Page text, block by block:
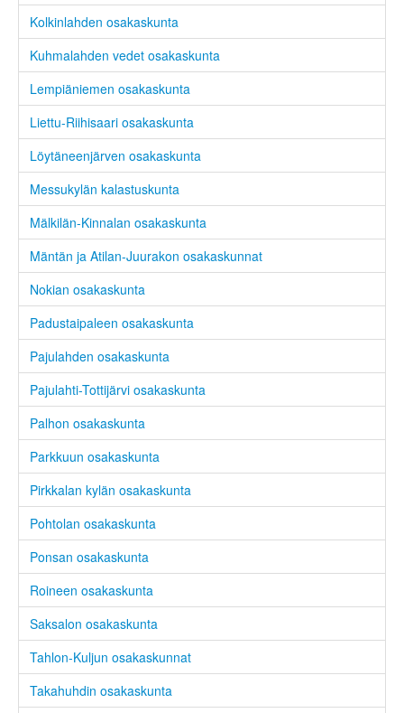
Kolkinlahden osakaskunta
Kuhmalahden vedet osakaskunta
Lempiäniemen osakaskunta
Liettu-Riihisaari osakaskunta
Löytäneenjärven osakaskunta
Messukylän kalastuskunta
Mälkilän-Kinnalan osakaskunta
Mäntän ja Atilan-Juurakon osakaskunnat
Nokian osakaskunta
Padustaipaleen osakaskunta
Pajulahden osakaskunta
Pajulahti-Tottijärvi osakaskunta
Palhon osakaskunta
Parkkuun osakaskunta
Pirkkalan kylän osakaskunta
Pohtolan osakaskunta
Ponsan osakaskunta
Roineen osakaskunta
Saksalon osakaskunta
Tahlon-Kuljun osakaskunnat
Takahuhdin osakaskunta